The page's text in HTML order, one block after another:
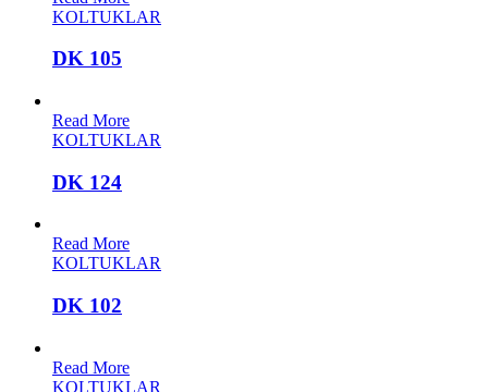
KOLTUKLAR
DK 105
Read More
KOLTUKLAR
DK 124
Read More
KOLTUKLAR
DK 102
Read More
KOLTUKLAR